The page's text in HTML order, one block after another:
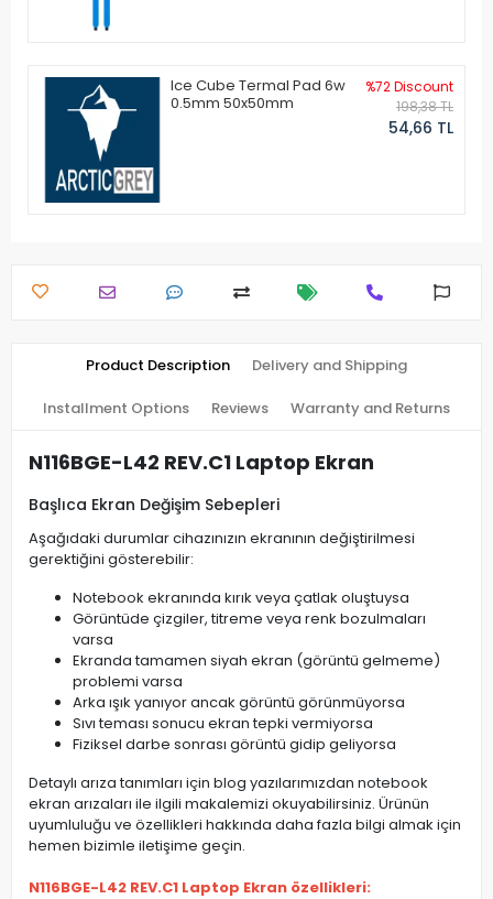
Ice Cube Termal Pad 6w
0.5mm 50x50mm
%72 Discount
198,38 TL
54,66 TL
Product Description Delivery and Shipping
Installment Options Reviews Warranty and Returns
N116BGE-L42 REV.C1 Laptop Ekran
Başlıca Ekran Değişim Sebepleri
Aşağıdaki durumlar cihazınızın ekranının değiştirilmesi
gerektiğini gösterebilir:
Notebook ekranında kırık veya çatlak oluştuysa
Görüntüde çizgiler, titreme veya renk bozulmaları
varsa
Ekranda tamamen siyah ekran (görüntü gelmeme)
problemi varsa
Arka ışık yanıyor ancak görüntü görünmüyorsa
Sıvı teması sonucu ekran tepki vermiyorsa
Fiziksel darbe sonrası görüntü gidip geliyorsa
Detaylı arıza tanımları için blog yazılarımızdan notebook
ekran arızaları ile ilgili makalemizi okuyabilirsiniz. Ürünün
uyumluluğu ve özellikleri hakkında daha fazla bilgi almak için
hemen bizimle iletişime geçin.
N116BGE-L42 REV.C1 Laptop Ekran özellikleri: